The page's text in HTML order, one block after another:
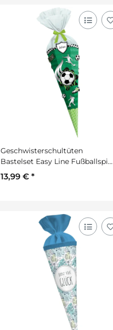
Geschwisterschultüten
Bastelset Easy Line Fußballspiel
von URSUS
13,99 € *